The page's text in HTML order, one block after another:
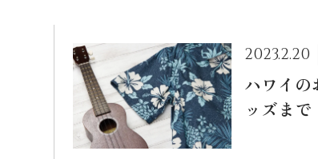
2023.2.20
ハワイの
ッズまで